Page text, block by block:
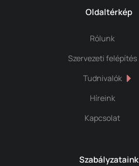
Oldaltérkép
Rólunk
Szervezeti felépítés
Tudnivalók
Híreink
Kapcsolat
Szabályzataink